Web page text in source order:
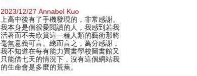
2023/12/27 Annabel Kuo
上高中後有了手機發現的，非常感謝。
我本身是個很愛閱讀的人，我感到若我
活著而不去欣賞這一種人類的藝術那將
毫無意義可言。總而言之，萬分感謝，
我不知道在每有能力買書學校圖書館又
只能借七天的情況下，沒有這個網站我
的生命會是多麼的荒蕪。